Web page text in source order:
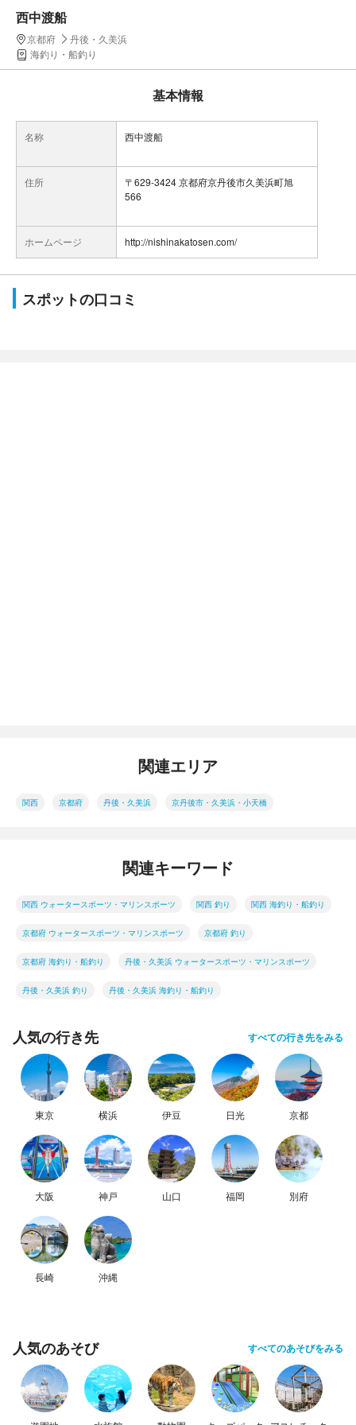
西中渡船
京都府
丹後・久美浜
海釣り・船釣り
基本情報
名称 西中渡船
住所
〒629-3424 京都府京丹後市久美浜町旭
566
ホームページ http://nishinakatosen.com/
スポットの口コミ
関連エリア
関西 京都府 丹後・久美浜 京丹後市・久美浜・小天橋
関連キーワード
関西 ウォータースポーツ・マリンスポーツ 関西 釣り 関西 海釣り・船釣り
京都府 ウォータースポーツ・マリンスポーツ 京都府 釣り
京都府 海釣り・船釣り 丹後・久美浜 ウォータースポーツ・マリンスポーツ
丹後・久美浜 釣り 丹後・久美浜 海釣り・船釣り
人気の行き先 すべての行き先をみる
東京 横浜 伊豆 日光 京都
大阪 神戸 山口 福岡 別府
長崎 沖縄
人気のあそび すべてのあそびをみる